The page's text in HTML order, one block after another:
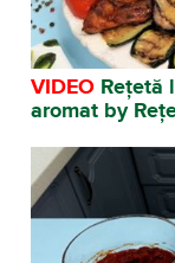
VIDEO Rețetă
aromat by